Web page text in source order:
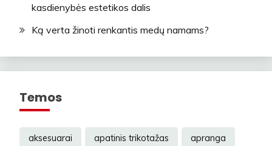
kasdienybės estetikos dalis
Ką verta žinoti renkantis medų namams?
Temos
aksesuarai apatinis trikotažas apranga